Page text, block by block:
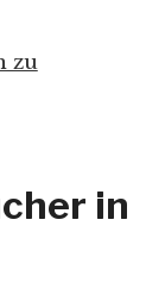
zu
in